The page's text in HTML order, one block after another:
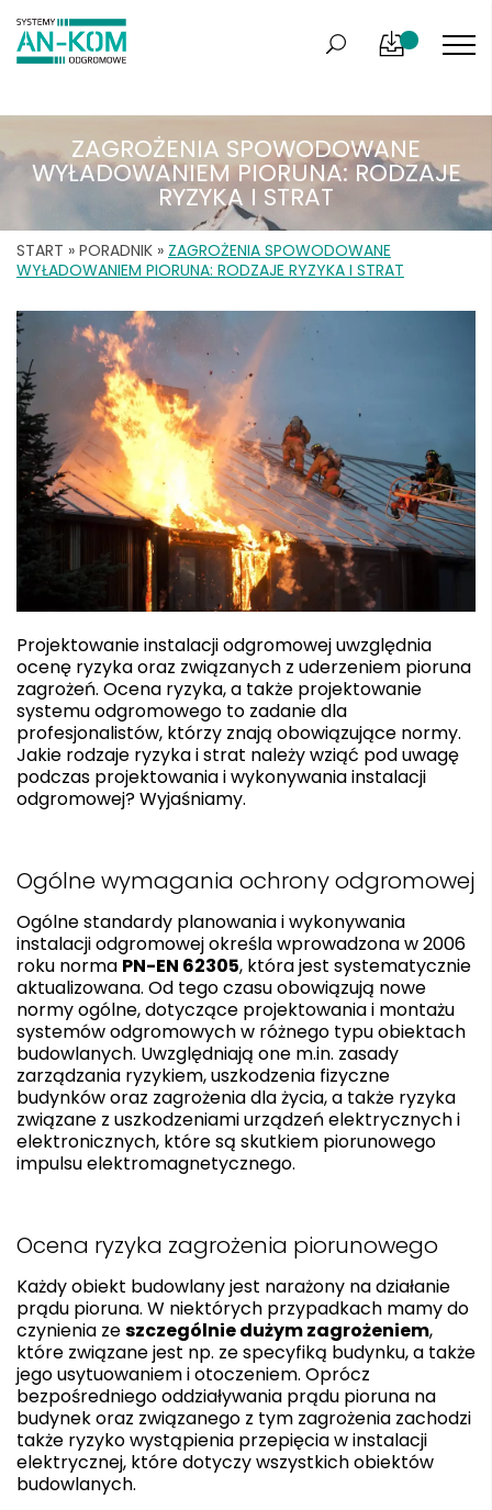
ZAGROŻENIA SPOWODOWANE
WYŁADOWANIEM PIORUNA: RODZAJE
RYZYKA I STRAT
START » PORADNIK » ZAGROŻENIA SPOWODOWANE
WYŁADOWANIEM PIORUNA: RODZAJE RYZYKA I STRAT
Projektowanie instalacji odgromowej uwzględnia
ocenę ryzyka oraz związanych z uderzeniem pioruna
zagrożeń. Ocena ryzyka, a także projektowanie
systemu odgromowego to zadanie dla
profesjonalistów, którzy znają obowiązujące normy.
Jakie rodzaje ryzyka i strat należy wziąć pod uwagę
podczas projektowania i wykonywania instalacji
odgromowej? Wyjaśniamy.
Ogólne wymagania ochrony odgromowej
Ogólne standardy planowania i wykonywania
instalacji odgromowej określa wprowadzona w 2006
roku norma PN-EN 62305, która jest systematycznie
aktualizowana. Od tego czasu obowiązują nowe
normy ogólne, dotyczące projektowania i montażu
systemów odgromowych w różnego typu obiektach
budowlanych. Uwzględniają one m.in. zasady
zarządzania ryzykiem, uszkodzenia fizyczne
budynków oraz zagrożenia dla życia, a także ryzyka
związane z uszkodzeniami urządzeń elektrycznych i
elektronicznych, które są skutkiem piorunowego
impulsu elektromagnetycznego.
Ocena ryzyka zagrożenia piorunowego
Każdy obiekt budowlany jest narażony na działanie
prądu pioruna. W niektórych przypadkach mamy do
czynienia zeszczególnie dużym zagrożeniem,
które związane jest np. ze specyfiką budynku, a także
jego usytuowaniem i otoczeniem. Oprócz
bezpośredniego oddziaływania prądu pioruna na
budynek oraz związanego z tym zagrożenia zachodzi
także ryzyko wystąpienia przepięcia w instalacji
elektrycznej, które dotyczy wszystkich obiektów
budowlanych.